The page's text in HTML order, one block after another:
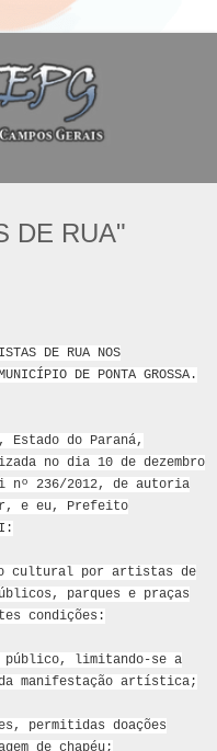
DE RUA"
DE RUA NOS
DE PONTA GROSSA.
Estado do Paraná,
no dia 10 de dezembro
236/2012, de autoria
e eu, Prefeito
cultural por artistas de
parques e praças
condições:
público, limitando-se a
manifestação artística;
permitidas doações